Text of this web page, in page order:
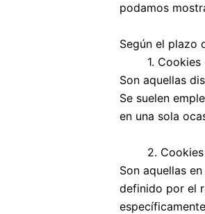
podamos
Según el plazo
1.
Son aquellas
Se suelen
en una sola
2.
Son aquellas
definido por el